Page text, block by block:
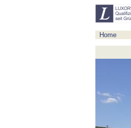
Home